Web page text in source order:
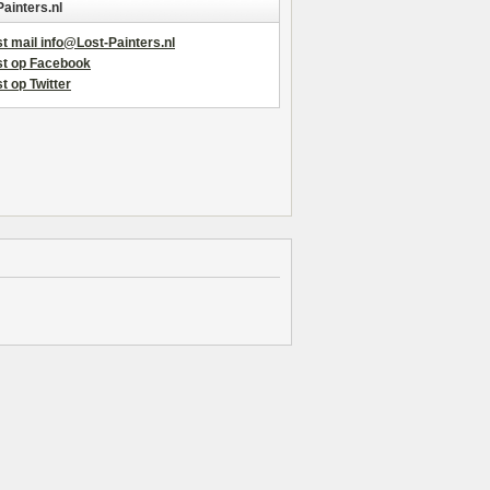
mail info@Lost-Painters.nl
op Facebook
op Twitter